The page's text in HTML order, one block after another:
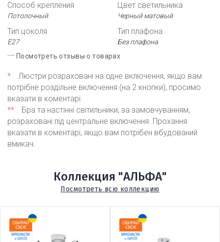
Способ крепления
Потолочный
Тип цоколя
Е27
Цвет светильника
Черный матовый
Тип плафона
Без плафона
Посмотреть отзывы о товарах
*
Люстри розраховані на одне включення, якщо вам
потрібне роздільне включення (на 2 кнопки), просимо
вказати в коментарі.
**
Бра та настінні світильники, за замовчуванням,
розраховані під центральне включення. Прохання
вказати в коментарі, якщо вам потрібен вбудований
вмикач.
Коллекция "АЛЬФА"
Посмотреть всю коллекцию